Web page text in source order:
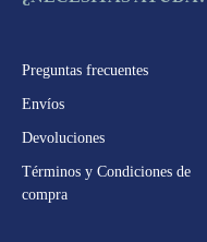
Preguntas frecuentes
Envíos
Devoluciones
Términos y Condiciones de
compra